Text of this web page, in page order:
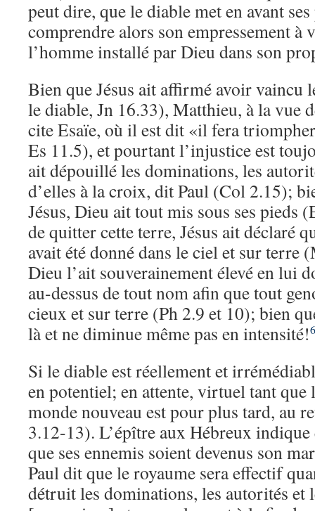
peut dire, que le diable met en avant
comprendre alors son empressement à
l’homme installé par Dieu dans son
Bien que Jésus ait affirmé avoir vaincu
le diable, Jn 16.33), Matthieu, à la vue
cite Esaïe, où il est dit «il fera
Es 11.5), et pourtant l’injustice est
ait dépouillé les dominations, les
d’elles à la croix, dit Paul (Col 2.15);
Jésus, Dieu ait tout mis sous ses pieds
de quitter cette terre, Jésus ait déclaré
avait été donné dans le ciel et sur terre
Dieu l’ait souverainement élevé en lui
au-dessus de tout nom afin que tout
cieux et sur terre (Ph 2.9 et 10); bien
là et ne diminue même pas en intensité!
Si le diable est réellement et
en potentiel; en attente, virtuel tant que
monde nouveau est pour plus tard, au
3.12-13). L’épître aux Hébreux indique
que ses ennemis soient devenus son
Paul dit que le royaume sera effectif
détruit les dominations, les autorités et